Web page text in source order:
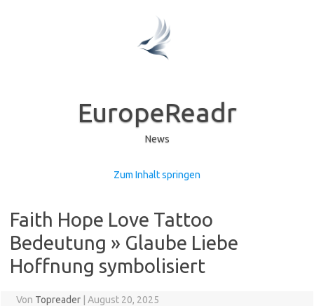
EuropeReadr
News
Zum Inhalt springen
Faith Hope Love Tattoo
Bedeutung » Glaube Liebe
Hoffnung symbolisiert
Von Topreader August 20, 2025